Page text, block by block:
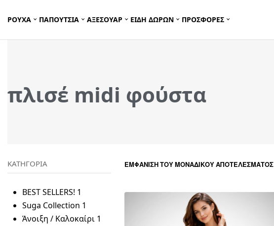
ΡΟΥΧΑ ΠΑΠΟΥΤΣΙΑ ΑΞΕΣΟΥΑΡ ΕΙΔΗ ΔΩΡΩΝ ΠΡΟΣΦΟΡΕΣ
πλισέ midi φούστα
ΚΑΤΗΓΟΡΙΑ
BEST SELLERS! 1
Suga Collection 1
Άνοιξη / Καλοκαίρι 1
ΕΜΦΆΝΙΣΗ ΤΟΥ ΜΟΝΑΔΙΚΟΎ ΑΠΟΤΕΛΈΣΜΑΤΟΣ